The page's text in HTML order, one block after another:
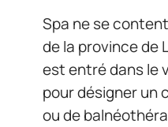
Spa ne se
de la province de
est entré dans le
pour désigner un
ou de